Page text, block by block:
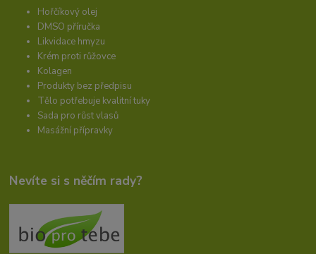
Hořčíkový olej
DMSO příručka
Likvidace hmyzu
Krém proti růžovce
Kolagen
Produkty bez předpisu
Tělo potřebuje kvalitní tuky
Sada pro růst vlasů
Masážní přípravky
Nevíte si s něčím rady?